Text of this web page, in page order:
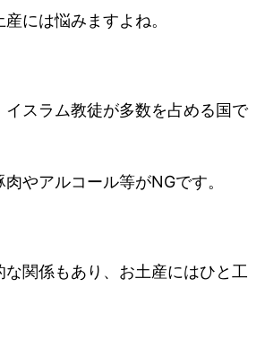
には悩みますよね。
イスラム教徒が多数を占める国で
やアルコール等がNGです。
な関係もあり、お土産にはひと工